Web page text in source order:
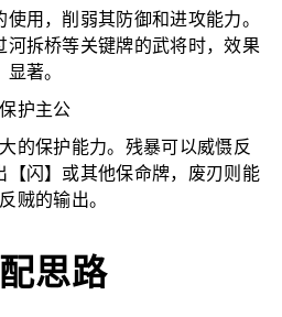
用，削弱其防御和进攻能力。
拆桥等关键牌的武将时，效果
显著。
保护主公
的保护能力。残暴可以威慑反
闪】或其他保命牌，废刃则能
贼的输出。
思路